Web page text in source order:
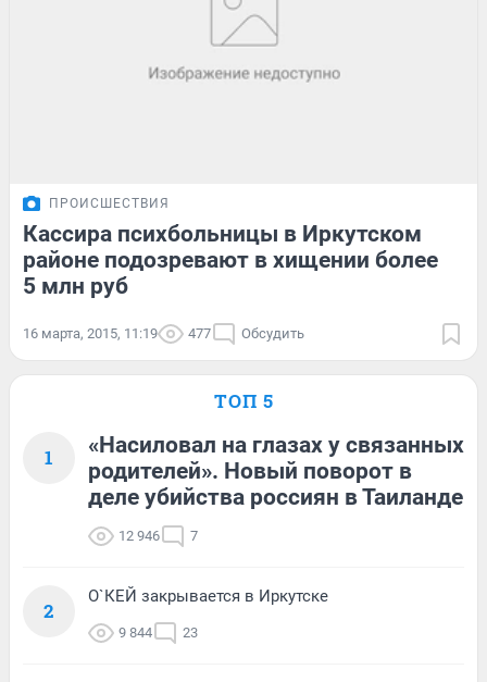
ПРОИСШЕСТВИЯ
Кассира психбольницы в Иркутском
районе подозревают в хищении более
5 млн руб
16 марта, 2015, 11:19 477 Обсудить
ТОП 5
1
«Насиловал на глазах у связанных
родителей». Новый поворот в
деле убийства россиян в Таиланде
12 946 7
2
О`КЕЙ закрывается в Иркутске
9 844 23